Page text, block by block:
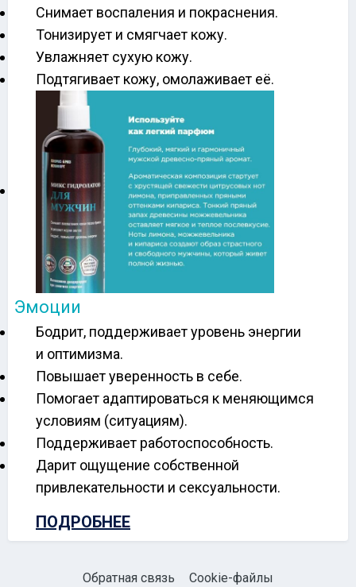
Снимает воспаления и покраснения.
Тонизирует и смягчает кожу.
Увлажняет сухую кожу.
Подтягивает кожу, омолаживает её.
Эмоции
Бодрит, поддерживает уровень энергии
и оптимизма.
Повышает уверенность в себе.
Помогает адаптироваться к меняющимся
условиям (ситуациям).
Поддерживает работоспособность.
Дарит ощущение собственной
привлекательности и сексуальности.
ПОДРОБНЕЕ
Обратная связь Cookie-файлы